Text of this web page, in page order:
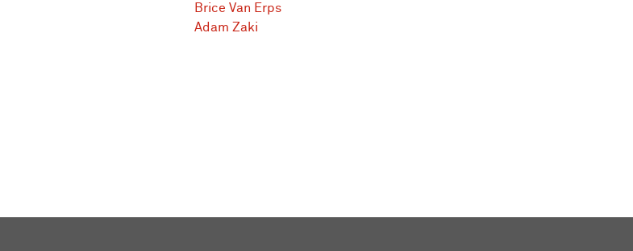
Brice Van Erps
Adam Zaki